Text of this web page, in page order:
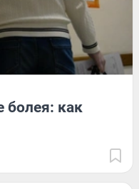
болея: как